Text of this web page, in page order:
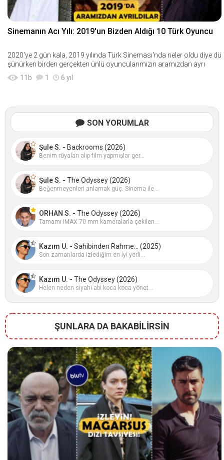
Sinemanın Acı Yılı: 2019'un Bizden Aldığı 10 Türk Oyuncu
2020'ye 2 gün kala, 2019 yılında Türk Sineması'nda neler oldu diye dü
şünürken birden gerçekten ünlü oyuncularımızın aramızdan ayrı
11 b 1 6 yıl
SON YORUMLAR
Şule S. - Backrooms (2026)
Benim rüyaları alıp film yapmışlar ger...
Şule S. - The Odyssey (2026)
Beğenmeyenleri anlamak güç. Sinema ile...
ORHAN S. - The Odyssey (2026)
Tamamı IMAX 70 mm kameralarla çekilen...
Kazım U. - Sahibinden Rahme... (2025)
Son zamanlarda izlediğim en iyi yerli...
Kazım U. - The Odyssey (2026)
Helen neden siyahi abi koca koca yönet...
ŞUNLARA DA BAKABİLİRSİN